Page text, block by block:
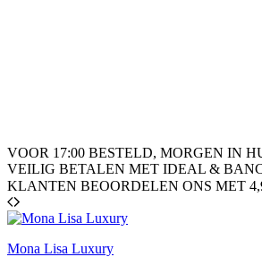
VOOR 17:00 BESTELD, MORGEN IN
VEILIG BETALEN MET IDEAL &
KLANTEN BEOORDELEN ONS
Mona Lisa Luxury